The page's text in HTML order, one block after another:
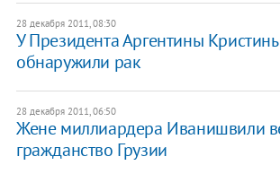
28 декабря 2011, 08:30
У Президента Аргентины
обнаружили рак
28 декабря 2011, 06:50
Жене миллиардера Иванишвили
гражданство Грузии